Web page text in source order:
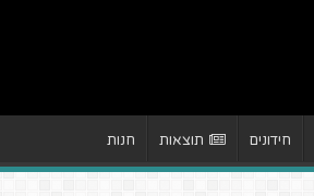
חידונים תוצאות חנות